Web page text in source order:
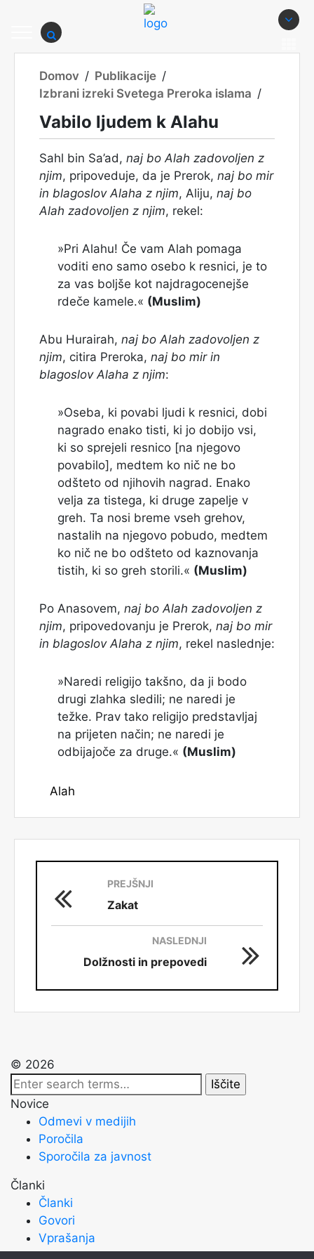
Domov / Publikacije /
Izbrani izreki Svetega Preroka islama /
Vabilo ljudem k Alahu
Sahl bin Sa’ad, naj bo Alah zadovoljen z
njim, pripoveduje, da je Prerok, naj bo mir
in blagoslov Alaha z njim, Aliju, naj bo
Alah zadovoljen z njim, rekel:
»Pri Alahu! Če vam Alah pomaga
voditi eno samo osebo k resnici, je to
za vas boljše kot najdragocenejše
rdeče kamele.« (Muslim)
Abu Hurairah, naj bo Alah zadovoljen z
njim, citira Preroka, naj bo mir in
blagoslov Alaha z njim:
»Oseba, ki povabi ljudi k resnici, dobi
nagrado enako tisti, ki jo dobijo vsi,
ki so sprejeli resnico [na njegovo
povabilo], medtem ko nič ne bo
odšteto od njihovih nagrad. Enako
velja za tistega, ki druge zapelje v
greh. Ta nosi breme vseh grehov,
nastalih na njegovo pobudo, medtem
ko nič ne bo odšteto od kaznovanja
tistih, ki so greh storili.« (Muslim)
Po Anasovem, naj bo Alah zadovoljen z
njim, pripovedovanju je Prerok, naj bo mir
in blagoslov Alaha z njim, rekel naslednje:
»Naredi religijo takšno, da ji bodo
drugi zlahka sledili; ne naredi je
težke. Prav tako religijo predstavljaj
na prijeten način; ne naredi je
odbijajoče za druge.« (Muslim)
Alah
PREJŠNJI
Zakat
NASLEDNJI
Dolžnosti in prepovedi
© 2026
Novice
Odmevi v medijih
Poročila
Sporočila za javnost
Članki
Članki
Govori
Vprašanja